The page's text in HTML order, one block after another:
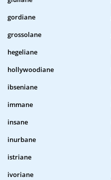
gordiane
grossolane
hegeliane
hollywoodiane
ibseniane
immane
insane
inurbane
istriane
ivoriane